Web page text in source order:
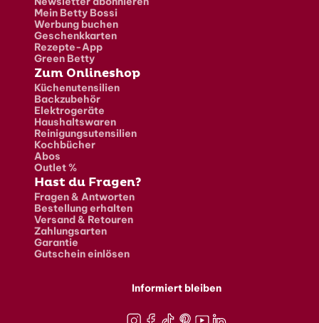
Mein Betty Bossi
Werbung buchen
Geschenkkarten
Rezepte-App
Green Betty
Zum Onlineshop
Küchenutensilien
Backzubehör
Elektrogeräte
Haushaltswaren
Reinigungsutensilien
Kochbücher
Abos
Outlet %
Hast du Fragen?
Fragen & Antworten
Bestellung erhalten
Versand & Retouren
Zahlungsarten
Garantie
Gutschein einlösen
Informiert bleiben